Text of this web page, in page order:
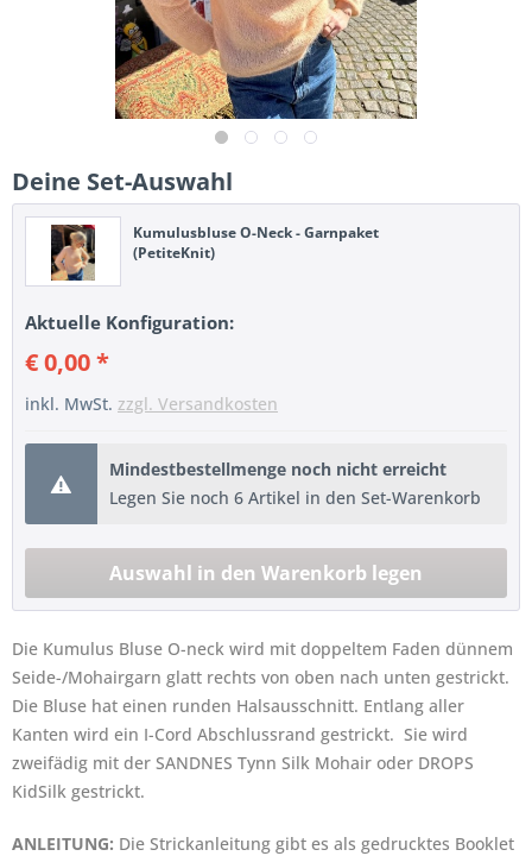
Deine Set-Auswahl
Kumulusbluse O-Neck - Garnpaket
(PetiteKnit)
Aktuelle Konfiguration:
€ 0,00 *
inkl. MwSt. zzgl. Versandkosten
Mindestbestellmenge noch nicht erreicht
Legen Sie noch 6 Artikel in den Set-Warenkorb
Die Kumulus Bluse O-neck wird mit doppeltem Faden dünnem
Seide-/Mohairgarn glatt rechts von oben nach unten gestrickt.
Die Bluse hat einen runden Halsausschnitt. Entlang aller
Kanten wird ein I-Cord Abschlussrand gestrickt. Sie wird
zweifädig mit der SANDNES Tynn Silk Mohair oder DROPS
KidSilk gestrickt.
ANLEITUNG: Die Strickanleitung gibt es als gedrucktes Booklet